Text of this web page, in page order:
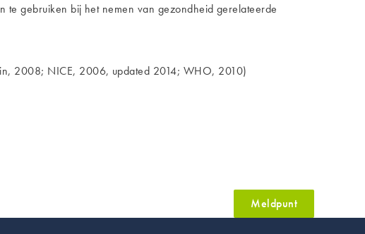
gebruiken bij het nemen van gezondheid gerelateerde
2008; NICE, 2006, updated 2014; WHO, 2010)
Meldpunt